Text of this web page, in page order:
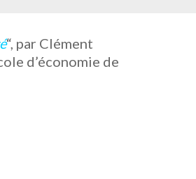
“, par Clément
d’économie de